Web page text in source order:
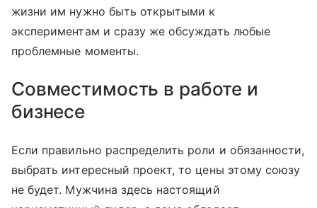
жизни им нужно быть открытыми к
экспериментам и сразу же обсуждать любые
проблемные моменты.
Совместимость в работе и
бизнесе
Если правильно распределить роли и обязанности,
выбрать интересный проект, то цены этому союзу
не будет. Мужчина здесь настоящий